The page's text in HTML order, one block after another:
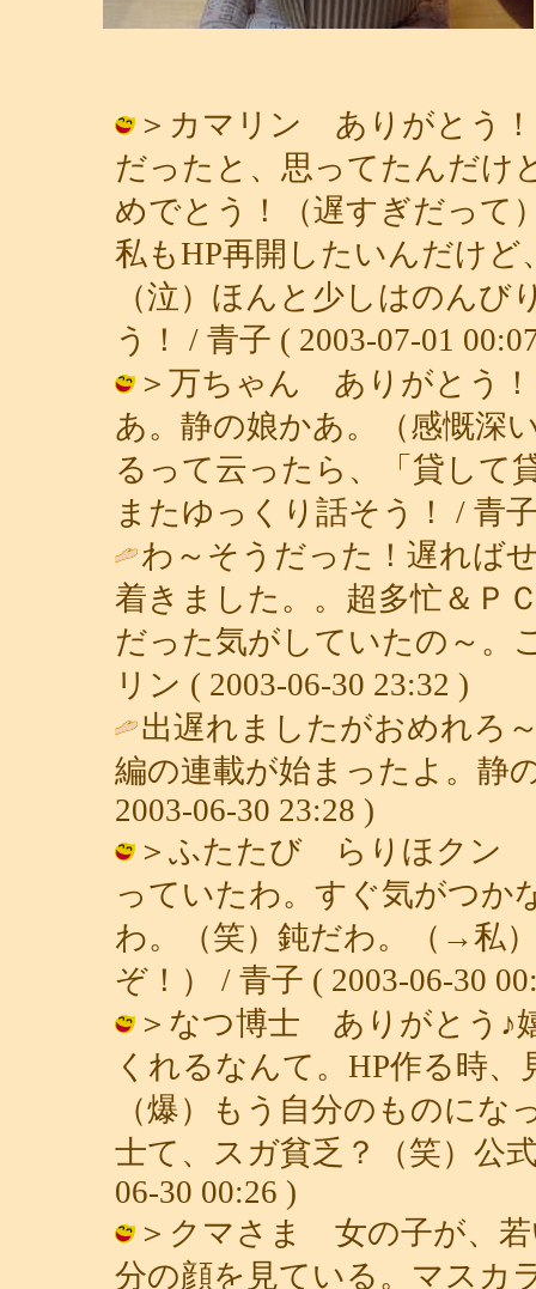
＞カマリン ありがとう
だったと、思ってたんだけ
めでとう！（遅すぎだって
私もHP再開したいんだけ
（泣）ほんと少しはのん
う！ / 青子 ( 2003-07-01
＞万ちゃん ありがとう！
あ。静の娘かあ。（感慨深
るって云ったら、「貸して
またゆっくり話そう！ / 青
わ～そうだった！遅れば
着きました。。超多忙＆Ｐ
だった気がしていたの～。
リン ( 2003-06-30 23:32 )
出遅れましたがおめれろ
編の連載が始まったよ。静
2003-06-30 23:28 )
＞ふたたび らりほクン
っていたわ。すぐ気がつか
わ。（笑）鈍だわ。（→私
ぞ！） / 青子 ( 2003-06-30
＞なつ博士 ありがとう♪
くれるなんて。HP作る時
（爆）もう自分のものに
士て、スガ貧乏？（笑）公
06-30 00:26 )
＞クマさま 女の子が、若
分の顔を見ている。マスカ